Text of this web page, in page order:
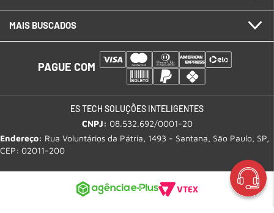
MAIS BUSCADOS
PAGUE COM
ES TECH SOLUÇÕES INTELIGENTES
CNPJ: 08.532.692/0001-20
Endereço: Rua Voluntários da Pátria, 1493 - Santana, São Paulo, SP,
CEP: 02011-200